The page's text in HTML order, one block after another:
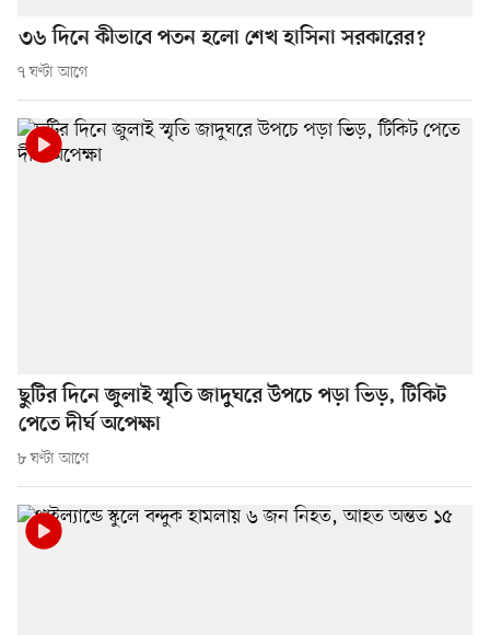
৩৬ দিনে কীভাবে পতন হলো শেখ হাসিনা সরকারের?
৭ ঘণ্টা আগে
ছুটির দিনে জুলাই স্মৃতি জাদুঘরে উপচে পড়া ভিড়, টিকিট
পেতে দীর্ঘ অপেক্ষা
৮ ঘণ্টা আগে